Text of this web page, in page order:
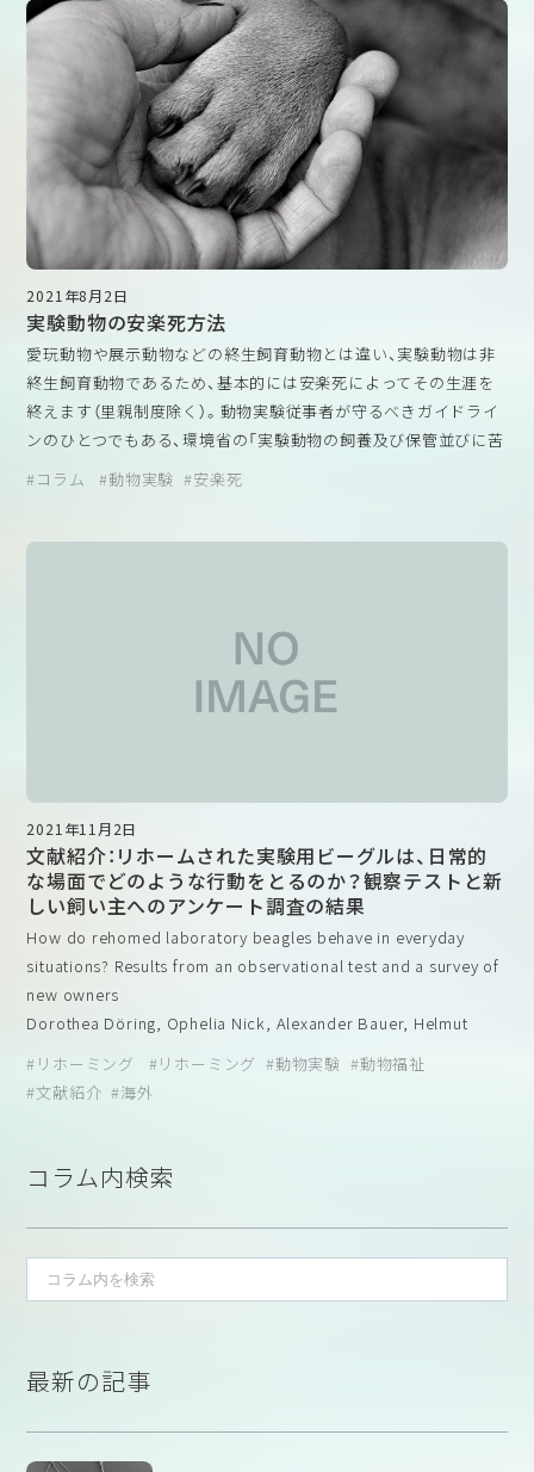
【概要】
研究用動物の福祉の質は、その動物から生み出される科学的
成果の質に否応なく結びついている。マウスは生物医学研究
において最もよく用いられる哺乳動物種であるが、将来の進
歩を促すためにどのような要素を考慮すべきかについては、
ほとんど情報がない。この問題を解決するために、米国実験
動物獣医師会（ASLAP）の動物福祉委員会は、実験動物獣医師
を対象に、マウスの福祉に関する意見を聞き、生物医学研究に
おける動物福祉に大きく影響する5つの要因（飼育、臨床ケア、
実験使用、規制監督、訓練）の役割を検討するための調査を行
った。調査の結果、95％の獣医師がマウスの福祉について「許
容できる」から「素晴らしい」と評価しましたが、改善すべき点
も残されていた。これらの分野には以下が含まれる。
1）実験を行う研究者のトレーニング
2）実験操作によって痛みや苦痛を感じる可能性のあるマウス
のモニタリングの頻度
3）痛みや苦痛を感じる可能性のあるマウスのモニタリングに
6）病気や怪我をしたマウスの検査、病気の診断、治療の処方を
獣医師以外の人に頼っていること
アメリカの動物実験規制は自主管理を柱とする体制であり、日本
の動物実験に関する法制度の基本的な枠組みもこの自主管理制度
を参考にしているとされています。しかし、これらの法的根拠と
なる動物福祉法（Animal Welfare Act; AWA）の対象動物には動物
実験で多く用いられるマウスやラットなどが含まれておらず、ど
のように動物福祉が担保されているか外からは分かりづらい問題
がありました。そこでASLAPはマウスの福祉が実際にはどうなっ
ているか、会員にアンケートを実施したのがこの論文の趣旨で
す。
今回の調査では、95％の獣医師がマウスの福祉全般を「許容でき
る」から「優れている」と評価した一方で、半数の獣医師が、ケアの
水準向上を正当化する科学的データがないことが、研究用マウス
の福祉向上の主な制約になっていると考えているとのことです。
していると回答した獣医師の多くは、観察頻度を1日あたり３回以
上に設定しているのに対し、動物福祉が不十分であると回答した
獣医師の多くは、観察頻度が１日１回以下であると回答していま
福祉の重要な要素になっています。
観察頻度に対する回答（上記論文から引用）
日本国内では比較的小規模施設の多くが、マウスやラットのみを
飼育している施設であり、実験動物獣医師などの専門家を配置す
考え方を浸透させることができるか、関係者は知恵を絞って考え
2021年8月2日
実験動物の安楽死方法
愛玩動物や展示動物などの終生飼育動物とは違い、実験動物は非
終生飼育動物であるため、基本的には安楽死によってその生涯を
終えます（里親制度除く）。動物実験従事者が守るべきガイドライ
ンのひとつでもある、環境省の「実験動物の飼養及び保管並びに苦
痛の軽減に関する基準」には安楽死に関する以下の記載がありま
っては、速やかに致死量以上の麻酔薬の投与、頸(けい)椎
(つい)脱臼(きゅう)等の化学的又は物理的方法による等指
針に基づき行うこと。
獣医学会）の安楽死に関するガイドライン
（https://www.avma.org/resources-tools/avma-policies/avma-
guidelines-euthanasia-animals）です。
物や産業動物など様々な分野の動物に対する安楽死方法が科学的
視点から規定されています。安楽死に関しては動物が苦しむこと
要になるため、このガイドラインは国内の各施設でも非常に重宝
されています。また本ガイドラインは2020年に更新された非常に
新しいものです（7年ぶりに更新）。
膨大な量のため足踏みしてしまう方が多いと思います。その時に
michigan-euthanasia-guidelines
こちらはAVMAガイドラインとは異なり、イヌでCO2での安楽死が
バルビツールによる静脈内麻酔など優先度の高い化学的安楽死方
コラム 動物実験 安楽死
2021年11月2日
文献紹介：リホームされた実験用ビーグルは、日常的
な場面でどのような行動をとるのか？観察テストと新
しい飼い主へのアンケート調査の結果
How do rehomed laboratory beagles behave in everyday
situations? Results from an observational test and a survey of
new owners
Dorothea Döring, Ophelia Nick, Alexander Bauer, Helmut
Küchenhoff, Michael H Erhard
PLoS One. 2017 Jul 25; 12(7): e0181303. doi:
概要
変化します。慣れ親しんだ研究施設の限られた環境を離れ、
新しい家庭では生物や無生物の様々な刺激に遭遇します。文
献によると、リホームの経験はほとんど肯定的であるとされ
て、新しい家に迎え入れてから6週間後に観察テストを行っ
た。このテストには標準化されたタスクと要素が含まれてお
り、犬たちは新しい飼い主との具体的なやりとりや散歩中に
観察されました。さらに、この74頭と71頭の飼い主は、里親に
ドイツでは、多くの企業や大学が長年にわたってリホーミングを
どの犬は、専門の動物福祉団体を通じてリホームされています。
本研究では、ドイツの製薬会社（Bayer AG, Leverkusen,
Germany）で飼育されている145頭の実験用ビーグルが研究対象
となりました。平均年齢±標準偏差は2.2±1.5歳、生後2か月から
リホーミング リホーミング 動物実験
動物福祉
文献紹介
海外
コラム内検索
最新の記事